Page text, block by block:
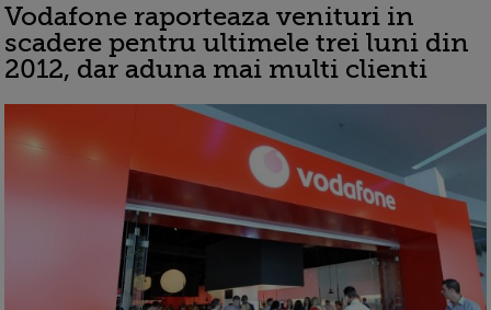
Vodafone raporteaza venituri in
scadere pentru ultimele trei luni din
2012, dar aduna mai multi clienti